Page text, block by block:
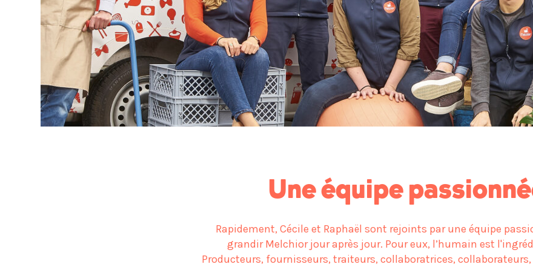
Une équipe
Rapidement, Cécile et Raphaël sont rejoints par une équipe
grandir Melchior jour après jour. Pour eux, l’humain est
Producteurs, fournisseurs, traiteurs, collaboratrices,